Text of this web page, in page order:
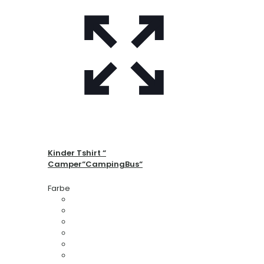
Kinder Tshirt “
Camper“CampingBus“
Farbe